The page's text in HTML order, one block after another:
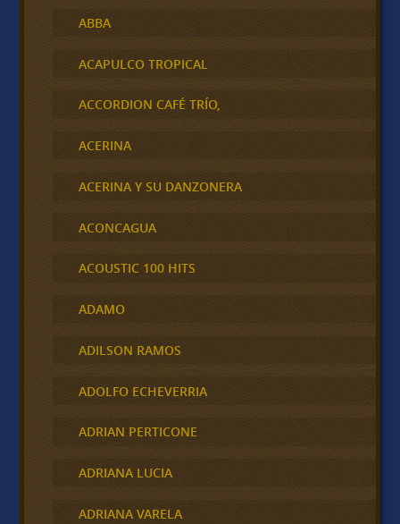
ABBA
ACAPULCO TROPICAL
ACCORDION CAFÉ TRÍO,
ACERINA
ACERINA Y SU DANZONERA
ACONCAGUA
ACOUSTIC 100 HITS
ADAMO
ADILSON RAMOS
ADOLFO ECHEVERRIA
ADRIAN PERTICONE
ADRIANA LUCIA
ADRIANA VARELA